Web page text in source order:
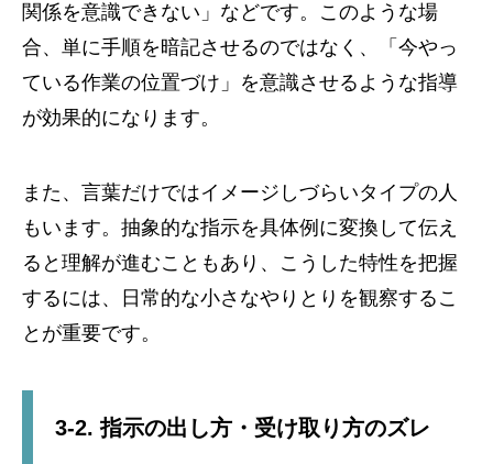
関係を意識できない」などです。このような場
合、単に手順を暗記させるのではなく、「今やっ
ている作業の位置づけ」を意識させるような指導
が効果的になります。
また、言葉だけではイメージしづらいタイプの人
もいます。抽象的な指示を具体例に変換して伝え
ると理解が進むこともあり、こうした特性を把握
するには、日常的な小さなやりとりを観察するこ
とが重要です。
3-2. 指示の出し方・受け取り方のズレ